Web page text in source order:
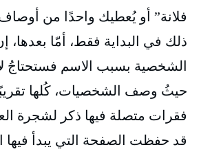
فلانة” أو يُعطيك واحدًا من
ذلك في البداية فقط، أمّا
الشخصية بسبب الاسم فستحتاجُ
حيثُ وصف الشخصيات، كُلها
فقرات متصلة فيها ذكر لشجرة
قد حفظت الصفحة التي يبدأ